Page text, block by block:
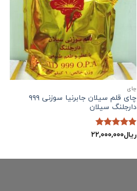
چاي
چای قلم سیلان جابرنیا سوزنی ۹۹۹
دارجلنگ سیلان
نمره5 از
ریال۲۲,۰۰۰,۰۰۰